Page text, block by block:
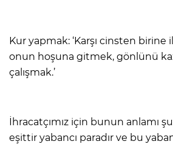
Kur yapmak: ‘Karşı cinsten
onun hoşuna gitmek, gönlünü
çalışmak.’
İhracatçımız için bunun anlamı
eşittir yabancı paradır ve bu